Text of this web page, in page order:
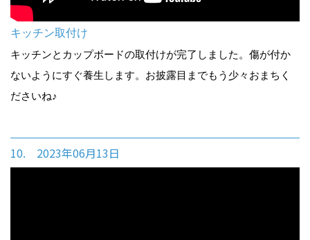
キッチン取付け
キッチンとカップボードの取付けが完了しました。傷が付か
ないようにすぐ養生します。お披露目までもう少々おまちく
ださいね♪
10. 2023年06月13日